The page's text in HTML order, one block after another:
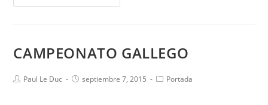
CAMPEONATO GALLEGO
Paul Le Duc septiembre 7, 2015 Portada